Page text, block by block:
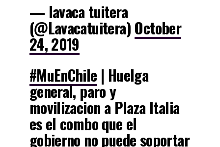
— lavaca tuitera
(@Lavacatuitera) October
24, 2019
#MuEnChile | Huelga
general, paro y
movilizacion a Plaza Italia
es el combo que el
gobierno no puede soportar